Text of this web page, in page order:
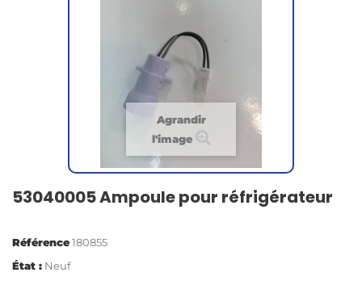
Agrandir
l'image
53040005 Ampoule pour réfrigérateur
Référence180855
État : Neuf